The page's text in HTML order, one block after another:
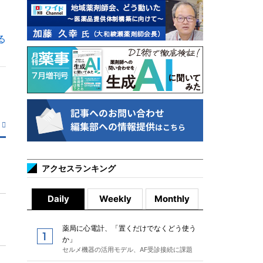
アクセスランキング
Daily Weekly Monthly
薬局に心電計、「置くだけでなくどう使う
か」
セルメ機器の活用モデル、AF受診接続に課題